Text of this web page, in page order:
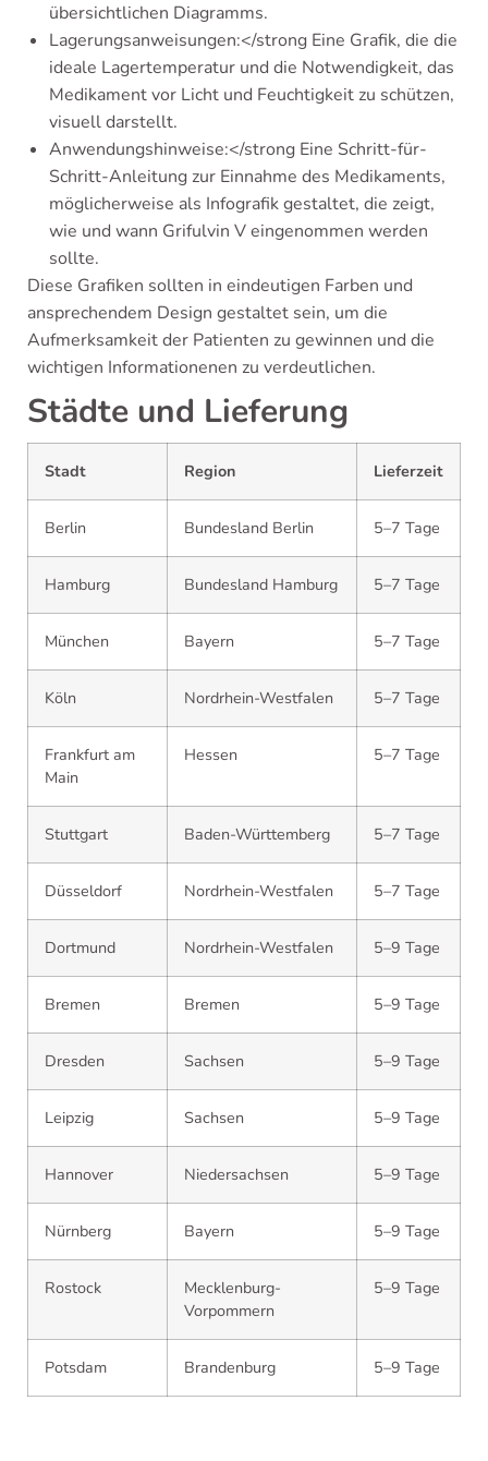
übersichtlichen Diagramms.
Lagerungsanweisungen:</strong Eine Grafik, die die
ideale Lagertemperatur und die Notwendigkeit, das
Medikament vor Licht und Feuchtigkeit zu schützen,
visuell darstellt.
Anwendungshinweise:</strong Eine Schritt-für-
Schritt-Anleitung zur Einnahme des Medikaments,
möglicherweise als Infografik gestaltet, die zeigt,
wie und wann Grifulvin V eingenommen werden
sollte.
Diese Grafiken sollten in eindeutigen Farben und
ansprechendem Design gestaltet sein, um die
Aufmerksamkeit der Patienten zu gewinnen und die
wichtigen Informationenen zu verdeutlichen.
Städte und Lieferung
Stadt Region Lieferzeit
Berlin Bundesland Berlin 5–7 Tage
Hamburg Bundesland Hamburg 5–7 Tage
München Bayern 5–7 Tage
Köln Nordrhein-Westfalen 5–7 Tage
Frankfurt am
Main
Hessen 5–7 Tage
Stuttgart Baden-Württemberg 5–7 Tage
Düsseldorf Nordrhein-Westfalen 5–7 Tage
Dortmund Nordrhein-Westfalen 5–9 Tage
Bremen Bremen 5–9 Tage
Dresden Sachsen 5–9 Tage
Leipzig Sachsen 5–9 Tage
Hannover Niedersachsen 5–9 Tage
Nürnberg Bayern 5–9 Tage
Rostock
Mecklenburg-
Vorpommern
5–9 Tage
Potsdam Brandenburg 5–9 Tage